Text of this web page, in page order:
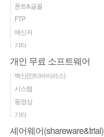
폰트&글꼴
FTP
메신저
기타
개인 무료 소프트웨어
백신(안티바이러스)
시스템
동영상
기타
셰어웨어(shareware&trial)